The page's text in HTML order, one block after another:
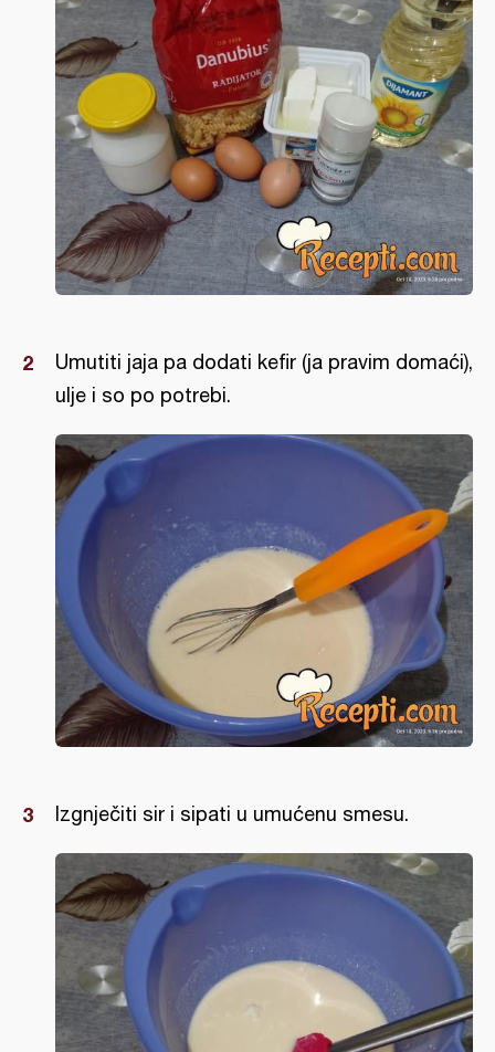
Umutiti jaja pa dodati kefir (ja pravim domaći),
ulje i so po potrebi.
Izgnječiti sir i sipati u umućenu smesu.